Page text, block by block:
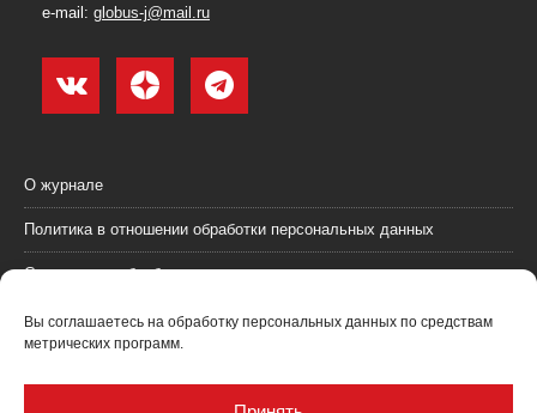
Вы соглашаетесь на обработку персональных данных по средствам
метрических программ.
e-mail: globus-j@mail.ru
О журнале
Политика в отношении обработки персональных данных
Согласие на обработку персональных данных
Пользовательское соглашение (оферта)